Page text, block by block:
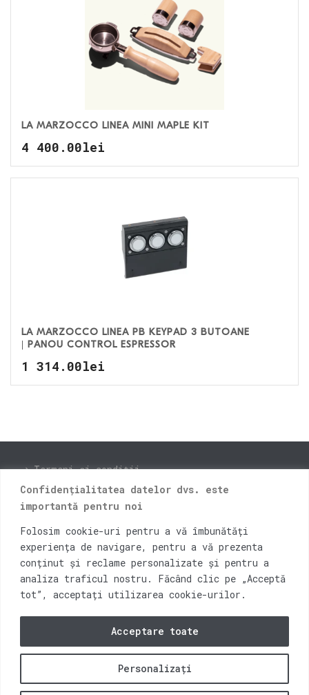
Confidențialitatea datelor dvs. este
importantă pentru noi
Folosim cookie-uri pentru a vă îmbunătăți
experiența de navigare, pentru a vă prezenta
conținut și reclame personalizate și pentru a
analiza traficul nostru. Făcând clic pe „Acceptă
tot”, acceptați utilizarea cookie-urilor.
Personalizați
Acceptare toate
LA MARZOCCO LINEA MINI MAPLE KIT
4 400.00lei
LA MARZOCCO LINEA PB KEYPAD 3 BUTOANE
| PANOU CONTROL ESPRESSOR
1 314.00lei
Termeni și condiții
Livrare și retur
Instagram
Facebook
Blog
2026 © Open Bar Distribution Cluj-Napoca
0